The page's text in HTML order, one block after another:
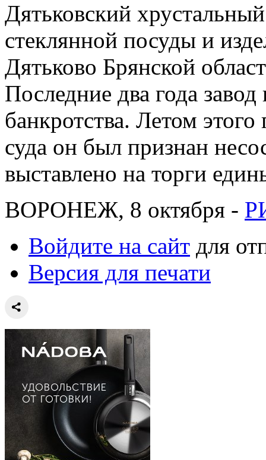
Дятьковский
стеклянной посуды и
Дятьково Брянской
Последние два года
банкротства. Летом
суда он был признан
выставлено на торги
ВОРОНЕЖ, 8 октября -
Войдите на сайт для
Версия для печати